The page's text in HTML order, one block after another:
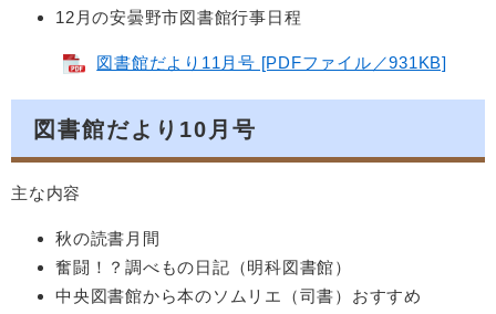
12月の安曇野市図書館行事日程
図書館だより11月号 [PDFファイル／931KB]
図書館だより10月号
主な内容
秋の読書月間
奮闘！？調べもの日記（明科図書館）
中央図書館から本のソムリエ（司書）おすすめ